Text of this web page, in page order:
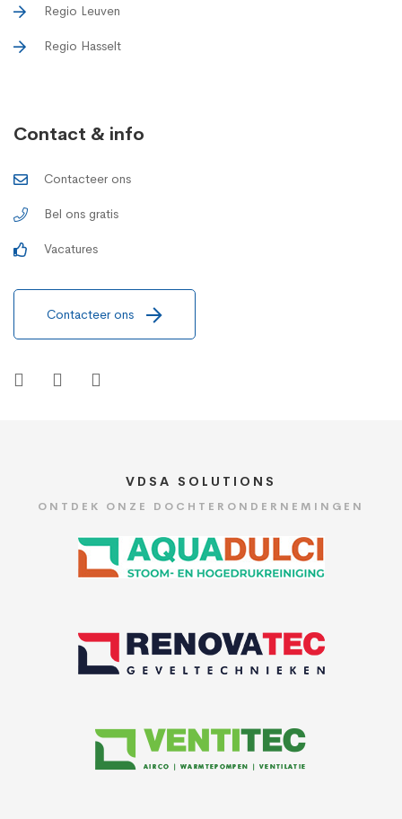
Regio Leuven
Regio Hasselt
Contact & info
Contacteer ons
Bel ons gratis
Vacatures
Contacteer ons
VDSA SOLUTIONS
ONTDEK ONZE DOCHTERONDERNEMINGEN